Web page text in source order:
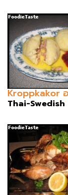
Kroppkakor
Thai-Swedish